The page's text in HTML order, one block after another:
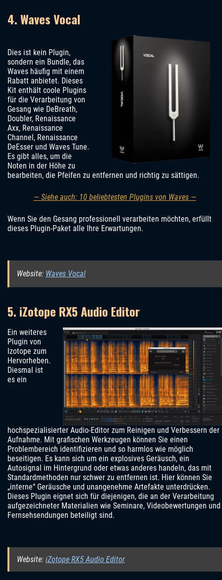
4. Waves Vocal
Dies ist kein Plugin,
sondern ein Bundle, das
Waves häufig mit einem
Rabatt anbietet. Dieses
Kit enthält coole Plugins
für die Verarbeitung von
Gesang wie DeBreath,
Doubler, Renaissance
Axx, Renaissance
Channel, Renaissance
DeEsser und Waves Tune.
Es gibt alles, um die
Noten in der Höhe zu
bearbeiten, die Pfeifen zu entfernen und richtig zu sättigen.
— Siehe auch: 10 beliebtesten Plugins von Waves —
Wenn Sie den Gesang professionell verarbeiten möchten, erfüllt
dieses Plugin-Paket alle Ihre Erwartungen.
Website: Waves Vocal
5. iZotope RX5 Audio Editor
Ein weiteres
Plugin von
Izotope zum
Hervorheben.
Diesmal ist
es ein
hochspezialisierter Audio-Editor zum Reinigen und Verbessern der
Aufnahme. Mit grafischen Werkzeugen können Sie einen
Problembereich identifizieren und so harmlos wie möglich
beseitigen. Es kann sich um ein explosives Geräusch, ein
Autosignal im Hintergrund oder etwas anderes handeln, das mit
Standardmethoden nur schwer zu entfernen ist. Hier können Sie
„interne“ Geräusche und unangenehme Artefakte unterdrücken.
Dieses Plugin eignet sich für diejenigen, die an der Verarbeitung
aufgezeichneter Materialien wie Seminare, Videobewertungen und
Fernsehsendungen beteiligt sind.
Website: iZotope RX5 Audio Editor